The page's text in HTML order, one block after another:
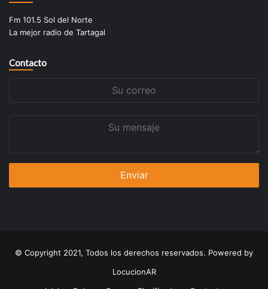
Fm 101.5 Sol del Norte
La mejor radio de Tartagal
Contacto
© Copyright 2021, Todos los derechos reservados. Powered by
LocucionAR